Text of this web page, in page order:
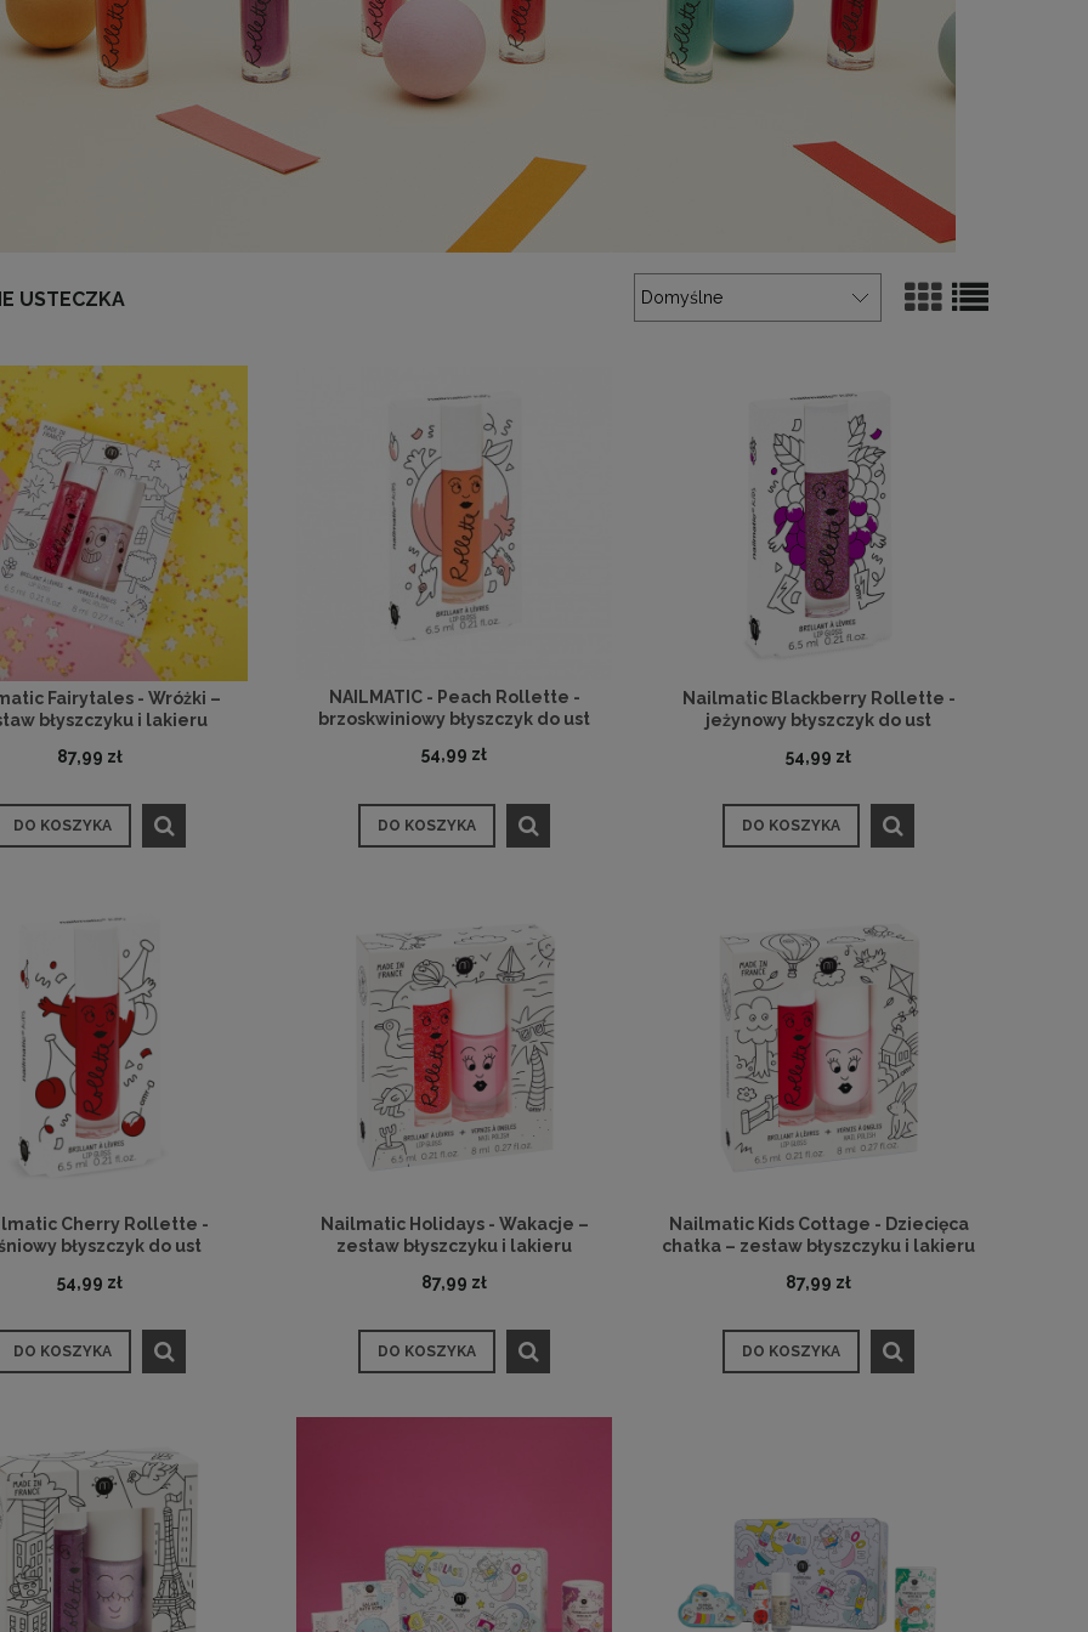
USTECZKA
Fairytales - Wróżki –
błyszczyku i lakieru
87,99 zł
DO KOSZYKA
NAILMATIC - Peach Rollette -
brzoskwiniowy błyszczyk do ust
54,99 zł
DO KOSZYKA
Nailmatic Blackberry Rollette -
jeżynowy błyszczyk do ust
54,99 zł
DO KOSZYKA
Cherry Rollette -
błyszczyk do ust
54,99 zł
DO KOSZYKA
Nailmatic Holidays - Wakacje –
zestaw błyszczyku i lakieru
87,99 zł
DO KOSZYKA
Nailmatic Kids Cottage - Dziecięca
chatka – zestaw błyszczyku i lakieru
87,99 zł
DO KOSZYKA